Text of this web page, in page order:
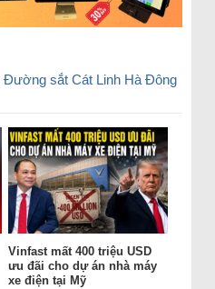
Đường sắt Cát Linh Hà Đông
Vinfast mất 400 triệu USD
ưu đãi cho dự án nhà máy
xe điện tại Mỹ